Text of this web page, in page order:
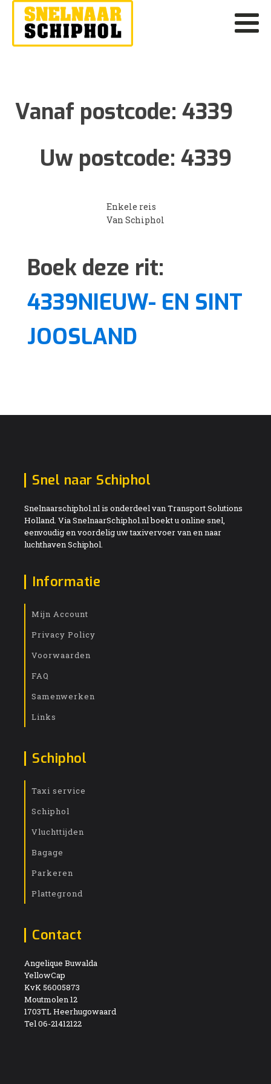
Vanaf postcode: 4339
Uw postcode: 4339
Enkele reis
Van Schiphol
Boek deze rit:
4339NIEUW- EN SINT
JOOSLAND
Snel naar Schiphol
Snelnaarschiphol.nl is onderdeel van Transport Solutions
Holland. Via SnelnaarSchiphol.nl boekt u online snel,
eenvoudig en voordelig uw taxivervoer van en naar
luchthaven Schiphol.
Informatie
Mijn Account
Privacy Policy
Voorwaarden
FAQ
Samenwerken
Links
Schiphol
Taxi service
Schiphol
Vluchttijden
Bagage
Parkeren
Plattegrond
Contact
Angelique Buwalda
YellowCap
KvK 56005873
Moutmolen 12
1703TL Heerhugowaard
Tel 06-21412122